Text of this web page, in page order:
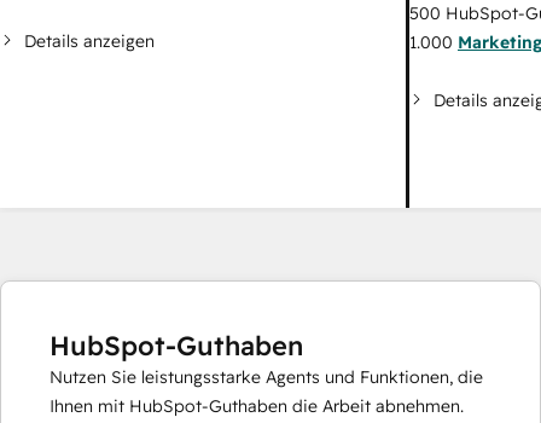
Details anzeigen
500 HubSpot-
1.000
Details
HubSpot-Guthaben
Nutzen Sie leistungsstarke Agents und Funktionen, die
Ihnen mit HubSpot-Guthaben die Arbeit abnehmen.